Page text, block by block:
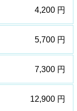
4,200 円
5,700 円
7,300 円
12,900 円